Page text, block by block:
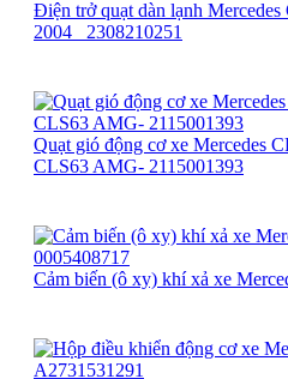
Điện trở quạt dàn lạnh
2004_ 2308210251
Quạt gió động cơ xe Mercedes
CLS63 AMG- 2115001393
Cảm biến (ô xy) khí xả xe